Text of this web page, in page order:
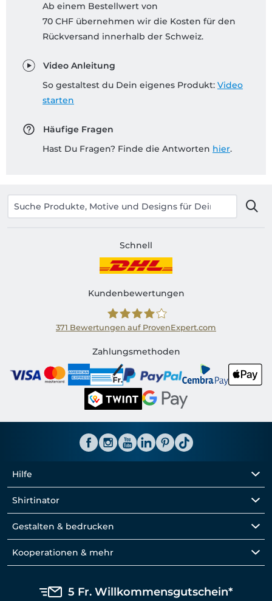
Ab einem Bestellwert von
70 CHF übernehmen wir die Kosten für den
Rückversand innerhalb der Schweiz.
Video Anleitung
So gestaltest du Dein eigenes Produkt: Video
starten
Häufige Fragen
Hast Du Fragen? Finde die Antworten hier.
Schnell
Kundenbewertungen
Shirtinator CH
371 Bewertungen auf ProvenExpert.com
Zahlungsmethoden
Hilfe
Shirtinator
Gestalten & bedrucken
Kooperationen & mehr
5 Fr. Willkommensgutschein*